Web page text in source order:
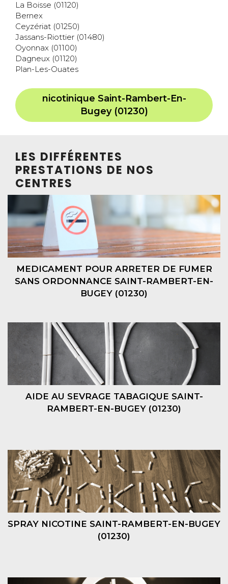
La Boisse (01120)
Bernex
Ceyzériat (01250)
Jassans-Riottier (01480)
Oyonnax (01100)
Dagneux (01120)
Plan-Les-Ouates
nicotinique Saint-Rambert-En-
Bugey (01230)
LES DIFFÉRENTES
PRESTATIONS DE NOS
CENTRES
MEDICAMENT POUR ARRETER DE FUMER
SANS ORDONNANCE SAINT-RAMBERT-EN-
BUGEY (01230)
AIDE AU SEVRAGE TABAGIQUE SAINT-
RAMBERT-EN-BUGEY (01230)
SPRAY NICOTINE SAINT-RAMBERT-EN-BUGEY
(01230)